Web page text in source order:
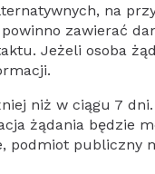
na
zawierać
Jeżeli osoba
niż w ciągu 7
żądania będzie
podmiot publiczny